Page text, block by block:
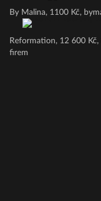
By Malina, 1100 Kč,
Reformation, 12 600
firem